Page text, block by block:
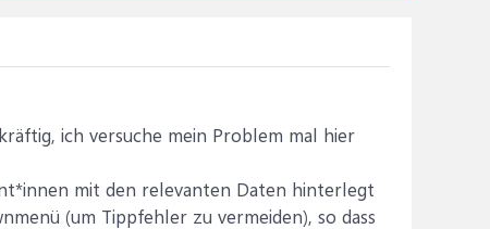
ich versuche mein Problem mal hier
mit den relevanten Daten hinterlegt
(um Tippfehler zu vermeiden), so dass